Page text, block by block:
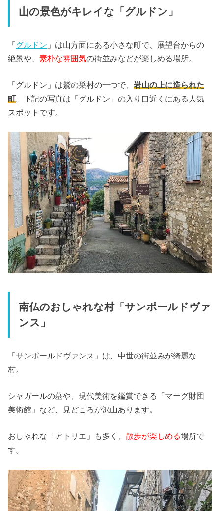
山の景色がキレイな「グルドン」
「グルドン 」は山方面にある小さな町で、展望台からの
絶景や、素朴な雰囲気の街並みなどが楽しめる場所。
「グルドン」は鷲の巣村の一つで、岩山の上に造られた
町。下記の写真は「グルドン」の入り口近くにある人気
スポットです。
南仏のおしゃれな村「サンポールドヴァ
ンス」
「サンポールドヴァンス」は、中世の街並みが綺麗な
村。
シャガールの墓や、現代美術を鑑賞できる「マーグ財団
美術館」など、見どころが沢山あります。
おしゃれな「アトリエ」も多く、散歩が楽しめる場所で
す。